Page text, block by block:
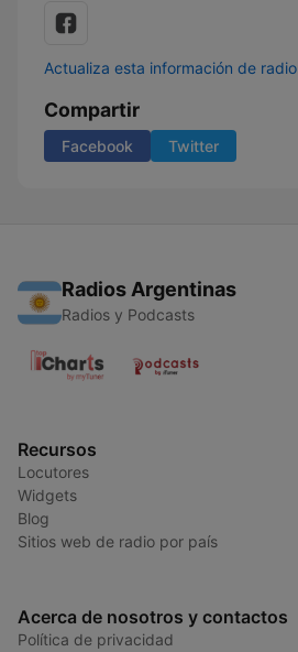
Actualiza esta información de radio
Compartir
Facebook Twitter
Radios Argentinas
Radios y Podcasts
Recursos
Locutores
Widgets
Blog
Sitios web de radio por país
Acerca de nosotros y contactos
Política de privacidad